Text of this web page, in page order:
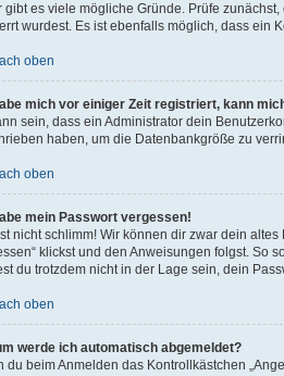
gibt es viele mögliche Gründe. Prüfe
wurdest. Es ist ebenfalls möglich, dass ein
oben
mich vor einiger Zeit registriert, kann
sein, dass ein Administrator dein
haben, um die Datenbankgröße zu
oben
mein Passwort vergessen!
nicht schlimm! Wir können dir zwar dein
klickst und den Anweisungen folgst. So
du trotzdem nicht in der Lage sein, dein
oben
werde ich automatisch abgemeldet?
du beim Anmelden das Kontrollkästchen